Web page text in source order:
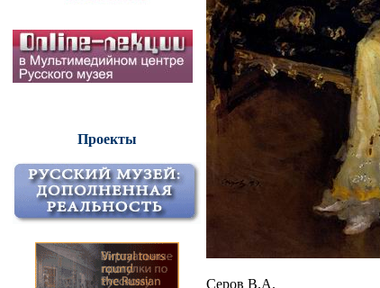
Проекты
Серов В.А.